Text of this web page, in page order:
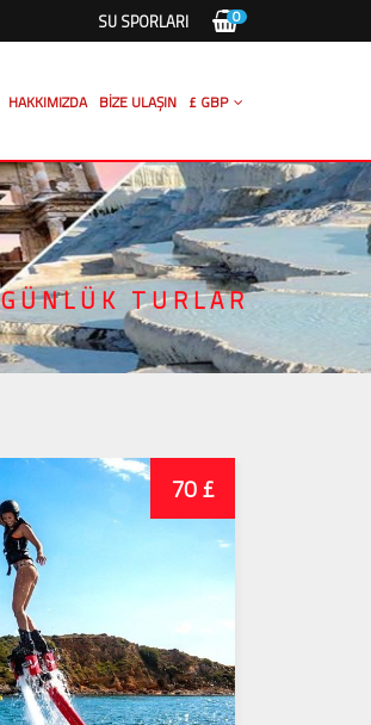
0
SU SPORLARI
HAKKIMIZDA BIZE ULAŞIN £ GBP
GÜNLÜK TURLAR
70 £